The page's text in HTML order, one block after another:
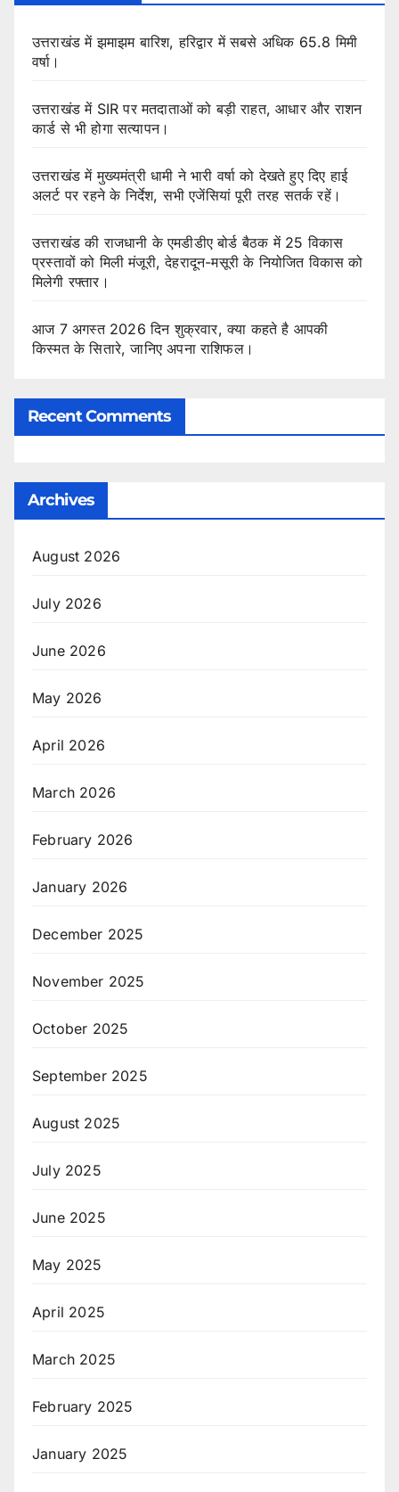
उत्तराखंड में झमाझम बारिश, हरिद्वार में सबसे अधिक 65.8 मिमी
वर्षा।
उत्तराखंड में SIR पर मतदाताओं को बड़ी राहत, आधार और राशन
कार्ड से भी होगा सत्यापन।
उत्तराखंड में मुख्यमंत्री धामी ने भारी वर्षा को देखते हुए दिए हाई
अलर्ट पर रहने के निर्देश, सभी एजेंसियां पूरी तरह सतर्क रहें।
उत्तराखंड की राजधानी के एमडीडीए बोर्ड बैठक में 25 विकास
प्रस्तावों को मिली मंजूरी, देहरादून-मसूरी के नियोजित विकास को
मिलेगी रफ्तार।
आज 7 अगस्त 2026 दिन शुक्रवार, क्या कहते है आपकी
किस्मत के सितारे, जानिए अपना राशिफल।
Recent Comments
Archives
August 2026
July 2026
June 2026
May 2026
April 2026
March 2026
February 2026
January 2026
December 2025
November 2025
October 2025
September 2025
August 2025
July 2025
June 2025
May 2025
April 2025
March 2025
February 2025
January 2025